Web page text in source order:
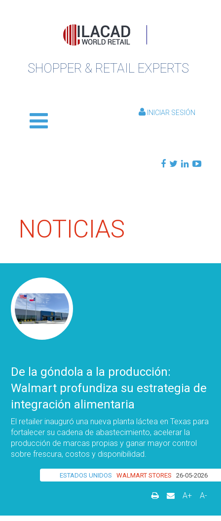
SHOPPER & RETAIL EXPERTS
INICIAR SESIÓN
NOTICIAS
De la góndola a la producción:
Walmart profundiza su estrategia de
integración alimentaria
El retailer inauguró una nueva planta láctea en Texas para
fortalecer su cadena de abastecimiento, acelerar la
producción de marcas propias y ganar mayor control
sobre frescura, costos y disponibilidad.
ESTADOS UNIDOS WALMART STORES 26-05-2026
A+ A-